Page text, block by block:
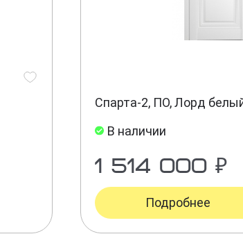
Спарта-2, ПО, Лорд
В наличии
1 514 000 ₽
Подробнее